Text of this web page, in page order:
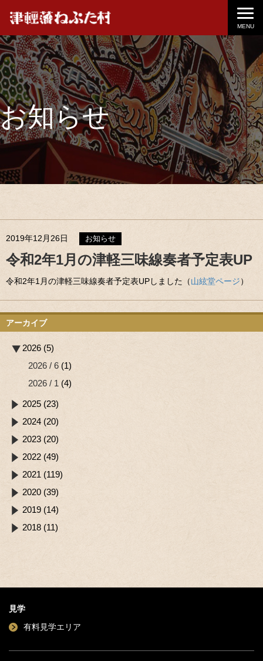
MENU
お知らせ
2019年12月26日 お知らせ
令和2年1月の津軽三味線奏者予定表UP
令和2年1月の津軽三味線奏者予定表UPしました（山絃堂ページ）
アーカイブ
2026 (5)
2026 / 6 (1)
2026 / 1 (4)
2025 (23)
2024 (20)
2023 (20)
2022 (49)
2021 (119)
2020 (39)
2019 (14)
2018 (11)
見学
有料見学エリア